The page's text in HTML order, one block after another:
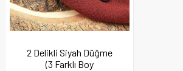
2 Delikli Siyah Düğme
(3 Farklı Boy